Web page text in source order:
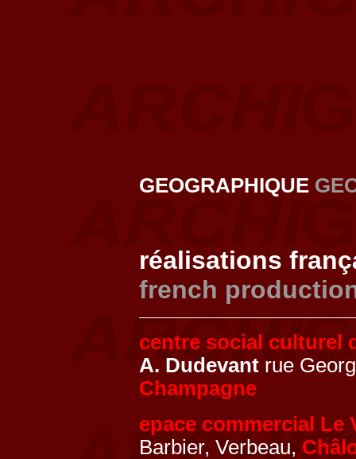
GEOGRAPHIQUE
réalisations
french
centre social culturel
A. Dudevant rue
Champagne
epace commercial Le
Barbier, Verbeau,